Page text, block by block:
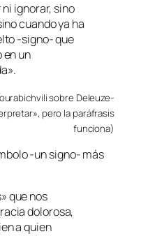
ignorar, sino
cuando ya ha
-signo- que
un
sobre Deleuze-
pero la paráfrasis
funciona)
-un signo- más
que nos
dolorosa,
a quien